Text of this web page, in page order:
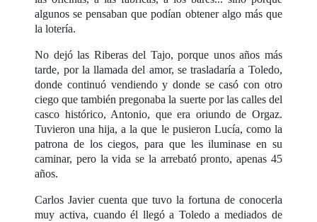
algunos se pensaban que podían obtener algo más que
la lotería.
No dejó las Riberas del Tajo, porque unos años más
tarde, por la llamada del amor, se trasladaría a Toledo,
donde continuó vendiendo y donde se casó con otro
ciego que también pregonaba la suerte por las calles del
casco histórico, Antonio, que era oriundo de Orgaz.
Tuvieron una hija, a la que le pusieron Lucía, como la
patrona de los ciegos, para que les iluminase en su
caminar, pero la vida se la arrebató pronto, apenas 45
años.
Carlos Javier cuenta que tuvo la fortuna de conocerla
muy activa, cuando él llegó a Toledo a mediados de